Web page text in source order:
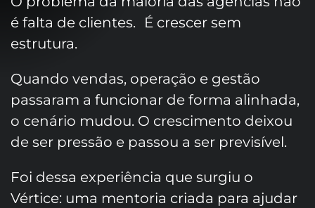
é falta de clientes. É crescer sem
estrutura.
Quando vendas, operação e gestão
passaram a funcionar de forma alinhada,
o cenário mudou. O crescimento deixou
de ser pressão e passou a ser previsível.
Foi dessa experiência que surgiu o
Vértice: uma mentoria criada para ajudar